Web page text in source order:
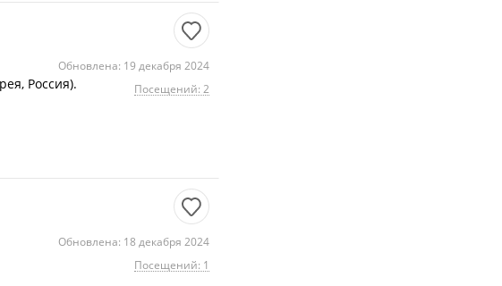
Обновлена: 19 декабря 2024
Посещений: 2
Россия).
Обновлена: 18 декабря 2024
Посещений: 1